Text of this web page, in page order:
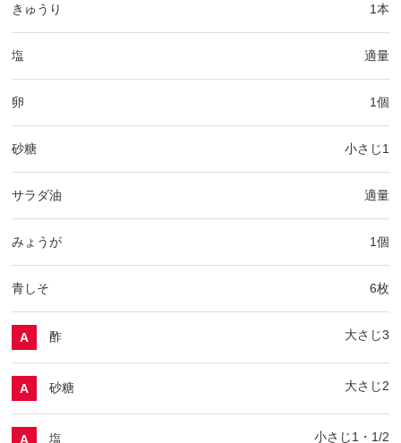
きゅうり 1本
塩 適量
卵 1個
砂糖 小さじ1
サラダ油 適量
みょうが 1個
青しそ 6枚
A 酢 大さじ3
A 砂糖 大さじ2
A 塩 小さじ1・1/2